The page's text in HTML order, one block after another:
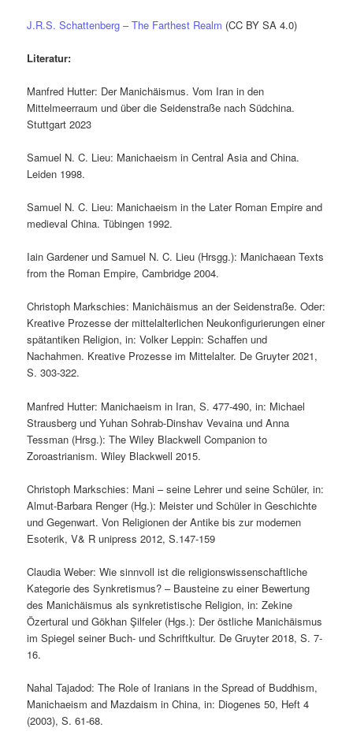
J.R.S. Schattenberg – The Farthest Realm (CC BY SA 4.0)
Literatur:
Manfred Hutter: Der Manichäismus. Vom Iran in den
Mittelmeerraum und über die Seidenstraße nach Südchina.
Stuttgart 2023
Samuel N. C. Lieu: Manichaeism in Central Asia and China.
Leiden 1998.
Samuel N. C. Lieu: Manichaeism in the Later Roman Empire and
medieval China. Tübingen 1992.
Iain Gardener und Samuel N. C. Lieu (Hrsgg.): Manichaean Texts
from the Roman Empire, Cambridge 2004.
Christoph Markschies: Manichäismus an der Seidenstraße. Oder:
Kreative Prozesse der mittelalterlichen Neukonfigurierungen einer
spätantiken Religion, in: Volker Leppin: Schaffen und
Nachahmen. Kreative Prozesse im Mittelalter. De Gruyter 2021,
S. 303-322.
Manfred Hutter: Manichaeism in Iran, S. 477-490, in: Michael
Strausberg und Yuhan Sohrab-Dinshav Vevaina und Anna
Tessman (Hrsg.): The Wiley Blackwell Companion to
Zoroastrianism. Wiley Blackwell 2015.
Christoph Markschies: Mani – seine Lehrer und seine Schüler, in:
Almut-Barbara Renger (Hg.): Meister und Schüler in Geschichte
und Gegenwart. Von Religionen der Antike bis zur modernen
Esoterik, V& R unipress 2012, S.147-159
Claudia Weber: Wie sinnvoll ist die religionswissenschaftliche
Kategorie des Synkretismus? – Bausteine zu einer Bewertung
des Manichäismus als synkretistische Religion, in: Zekine
Özertural und Gökhan Şilfeler (Hgs.): Der östliche Manichäismus
im Spiegel seiner Buch- und Schriftkultur. De Gruyter 2018, S. 7-
16.
Nahal Tajadod: The Role of Iranians in the Spread of Buddhism,
Manichaeism and Mazdaism in China, in: Diogenes 50, Heft 4
(2003), S. 61-68.